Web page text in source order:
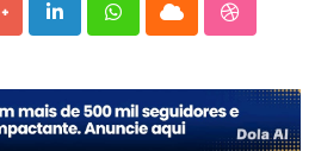
LinkedInWhatsappCloud